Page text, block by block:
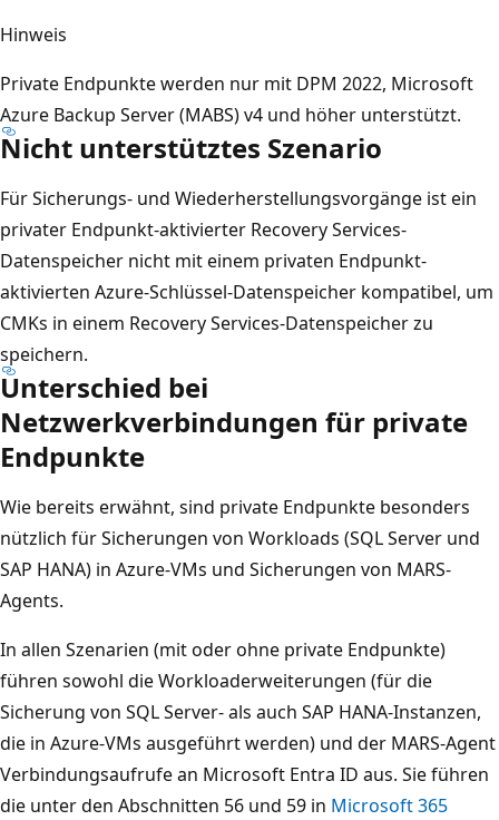
Hinweis
Private Endpunkte werden nur mit DPM 2022, Microsoft
Azure Backup Server (MABS) v4 und höher unterstützt.
Nicht unterstütztes Szenario
Für Sicherungs- und Wiederherstellungsvorgänge ist ein
privater Endpunkt-aktivierter Recovery Services-
Datenspeicher nicht mit einem privaten Endpunkt-
aktivierten Azure-Schlüssel-Datenspeicher kompatibel, um
CMKs in einem Recovery Services-Datenspeicher zu
speichern.
Unterschied bei
Netzwerkverbindungen für private
Endpunkte
Wie bereits erwähnt, sind private Endpunkte besonders
nützlich für Sicherungen von Workloads (SQL Server und
SAP HANA) in Azure-VMs und Sicherungen von MARS-
Agents.
In allen Szenarien (mit oder ohne private Endpunkte)
führen sowohl die Workloaderweiterungen (für die
Sicherung von SQL Server- als auch SAP HANA-Instanzen,
die in Azure-VMs ausgeführt werden) und der MARS-Agent
Verbindungsaufrufe an Microsoft Entra ID aus. Sie führen
die unter den Abschnitten 56 und 59 in Microsoft 365